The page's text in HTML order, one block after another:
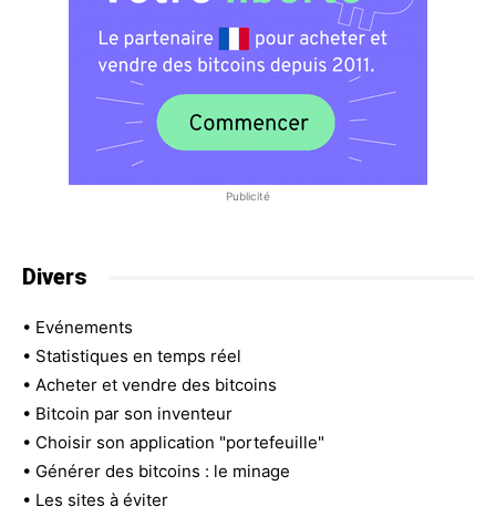
Publicité
Divers
• Evénements
• Statistiques en temps réel
• Acheter et vendre des bitcoins
• Bitcoin par son inventeur
• Choisir son application "portefeuille"
• Générer des bitcoins : le minage
• Les sites à éviter